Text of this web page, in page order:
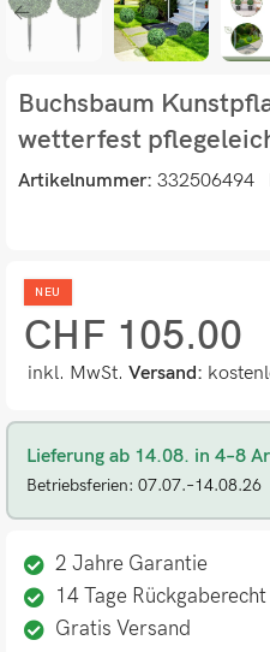
Buchsbaum
wetterfest
Artikelnummer: 332506494
NEU
CHF 105.00
inkl. MwSt. Versand:
Lieferung ab 14.08. in 4–8
Betriebsferien: 07.07.–14.08.26
2 Jahre Garantie
14 Tage Rückgaberecht
Gratis Versand